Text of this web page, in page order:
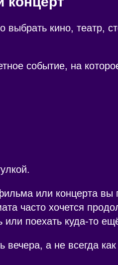
выбрать кино, театр,
событие, на
или концерта вы
часто хочется
или поехать куда-то
вечера, а не всегда